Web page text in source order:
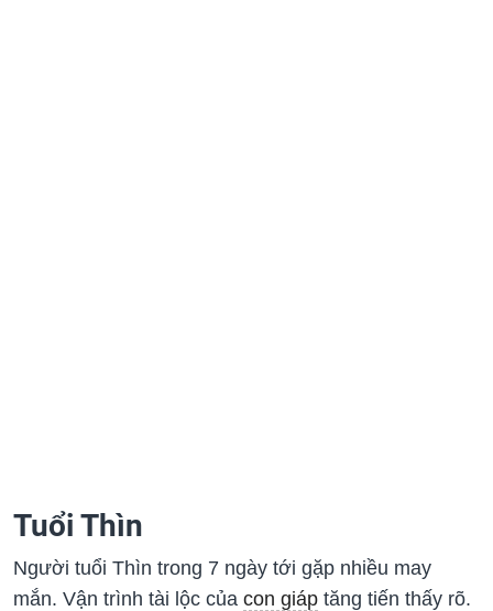
Tuổi Thìn
Người tuổi Thìn trong 7 ngày tới gặp nhiều may
mắn. Vận trình tài lộc của con giáp tăng tiến thấy rõ.